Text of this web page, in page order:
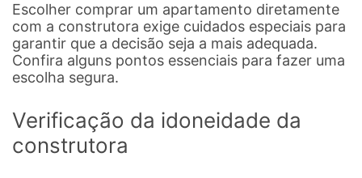
Escolher comprar um apartamento diretamente
com a construtora exige cuidados especiais para
garantir que a decisão seja a mais adequada.
Confira alguns pontos essenciais para fazer uma
escolha segura.
Verificação da idoneidade da
construtora